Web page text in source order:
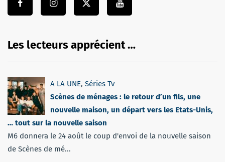
Les lecteurs apprécient …
A LA UNE, Séries Tv
Scènes de ménages : le retour d’un fils, une
nouvelle maison, un départ vers les Etats-Unis,
… tout sur la nouvelle saison
M6 donnera le 24 août le coup d'envoi de la nouvelle saison
de Scènes de mé...